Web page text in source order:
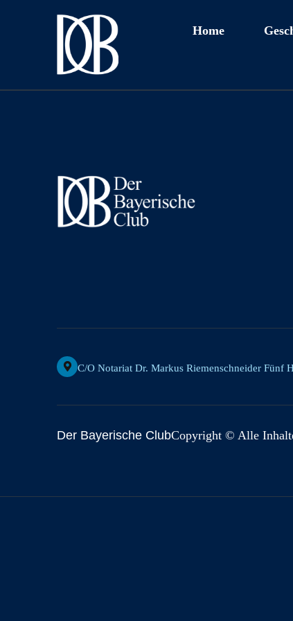
Home
C/o Notariat Dr. Markus Riemenschneider Fünf
Der Bayerische ClubCopyright © Alle